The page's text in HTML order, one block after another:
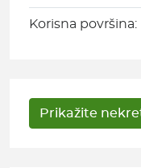
Korisna površina: